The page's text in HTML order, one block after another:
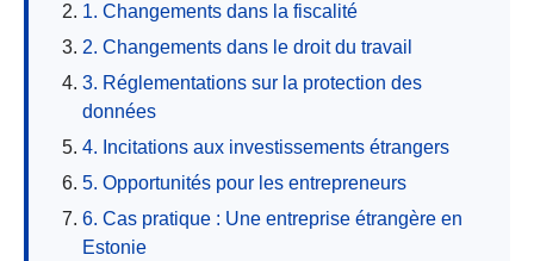
1. Changements dans la fiscalité
2. Changements dans le droit du travail
3. Réglementations sur la protection des
données
4. Incitations aux investissements étrangers
5. Opportunités pour les entrepreneurs
6. Cas pratique : Une entreprise étrangère en
Estonie